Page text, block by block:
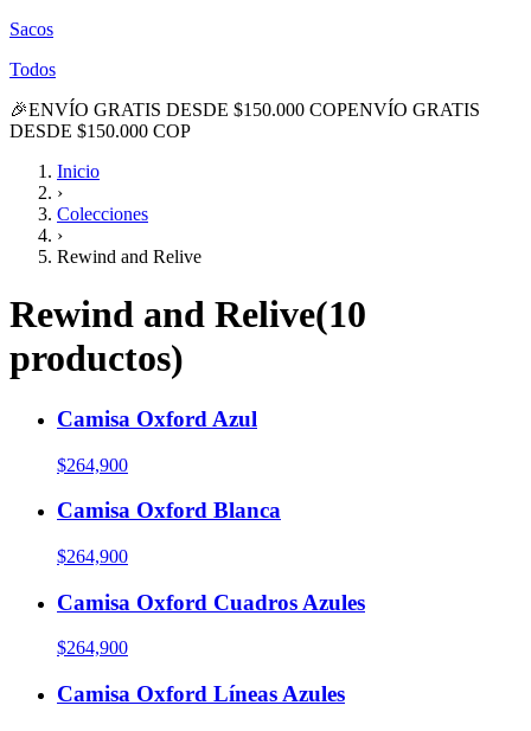
Sacos
Todos
🎉ENVÍO GRATIS DESDE $150.000 COPENVÍO GRATIS
DESDE $150.000 COP
Inicio
›
Colecciones
›
Rewind and Relive
Rewind and Relive(10
productos)
Camisa Oxford Azul
$264,900
Camisa Oxford Blanca
$264,900
Camisa Oxford Cuadros Azules
$264,900
Camisa Oxford Líneas Azules